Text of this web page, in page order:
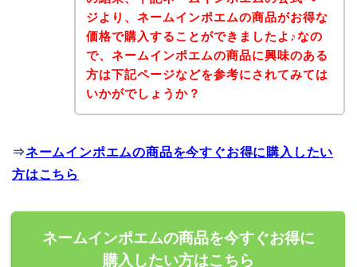
ジより、ネームインポエムの商品がお得な
価格で購入することができましたよ♪なの
で、ネームインポエムの商品に興味のある
方は下記ページなどを参考にされてみては
いかがでしょうか？
⇒ネームインポエムの商品を今すぐお得に購入したい
方はこちら
ネームインポエムの商品を今すぐお得に
購入したい方はこちら